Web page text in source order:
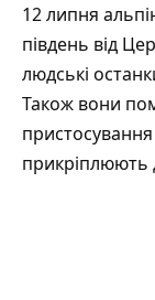
12 липня
південь від
людські
Також вони
прикріплюють